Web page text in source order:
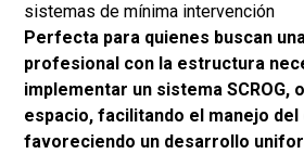
sistemas de mínima intervención
Perfecta para quienes buscan
profesional con la estructura
implementar un sistema SCROG,
espacio, facilitando el manejo del
favoreciendo un desarrollo